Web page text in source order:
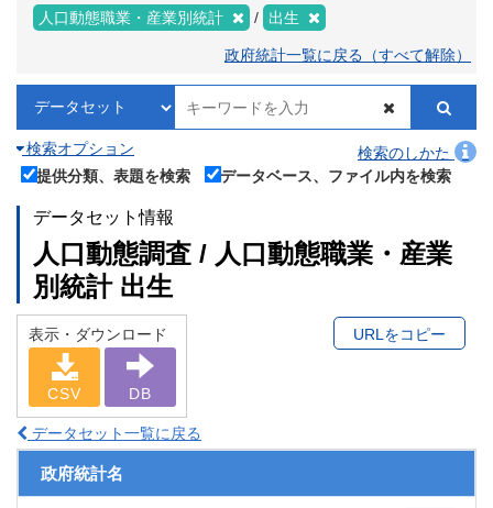
人口動態職業・産業別統計 出生
政府統計一覧に戻る（すべて解除）
検索オプション
検索のしかた
提供分類、表題を検索
データベース、ファイル内を検索
データセット情報
人口動態調査 / 人口動態職業・産業
別統計 出生
表示・ダウンロード
CSV DB
URLをコピー
データセット一覧に戻る
政府統計名